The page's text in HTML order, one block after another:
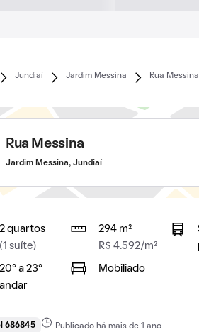
Jundiaí Jardim Messina Rua Messina
Rua Messina
Jardim Messina, Jundiaí
2 quartos
(1 suíte)
294 m²
R$ 4.592/m²
20° a 23°
andar
Mobiliado
686845 Publicado há mais de 1 ano